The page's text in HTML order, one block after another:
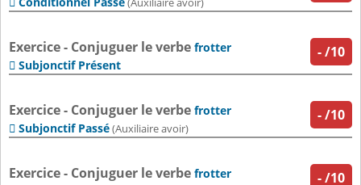
(Auxiliaire avoir)
-/10
Exercice - Conjuguer le verbe frotter
 Subjonctif Présent
-/10
Exercice - Conjuguer le verbe frotter
 Subjonctif Passé(Auxiliaire avoir)
-/10
Exercice - Conjuguer le verbe frotter